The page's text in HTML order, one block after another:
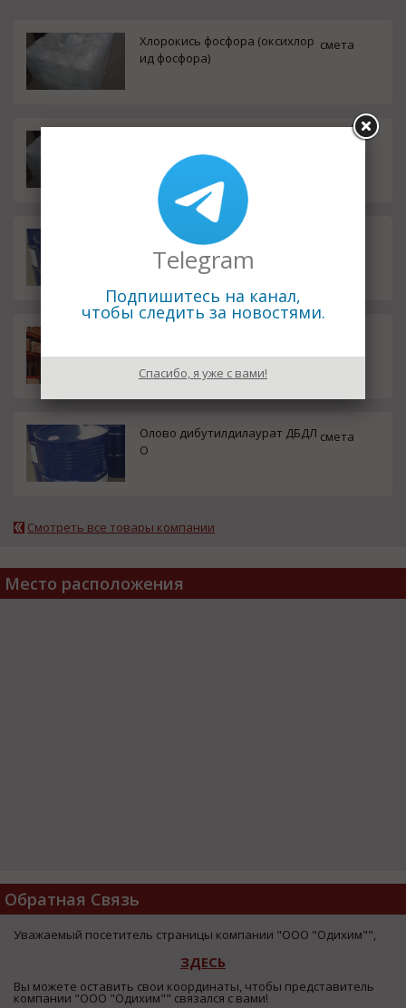
Хлорокись фосфора (оксихлор
ид фосфора)
смета
Декан (н-декан)
Олово дибутилдилаурат ДБДЛ
О
смета
Смотреть все товары компании
Место расположения
Обратная Связь
Уважаемый посетитель страницы компании "ООО "Одихим"",
ЗДЕСЬ
Вы можете оставить свои координаты, чтобы представитель
компании "ООО "Одихим"" связался с вами!
Telegram
Подпишитесь на канал,
чтобы следить за новостями.
Спасибо, я уже с вами!